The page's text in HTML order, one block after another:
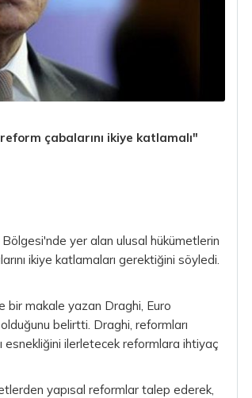
çabalarını ikiye katlamalı"
Bölgesi'nde yer alan ulusal hükümetlerin
ikiye katlamaları gerektiğini söyledi.
bir makale yazan Draghi, Euro
belirtti. Draghi, reformları
esnekliğini ilerletecek reformlara ihtiyaç
yapısal reformlar talep ederek,